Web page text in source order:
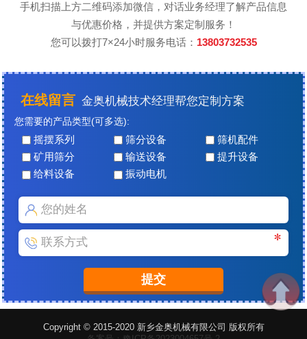
手机扫描上方二维码添加微信，对话业务经理了解产品信息
与优惠价格，并提供方案定制服务！
您可以拨打7×24小时服务电话： 13803732535
在线留言 金奥机械技术经理帮您定制方案
您需要的产品类型(可多选):
摇摆系列 筛分设备
筛机配件
矿用筛分
输送设备
提升设备
给料设备
振动电机
Copyright © 2015-2020 新乡金奥机械有限公司 版权所有